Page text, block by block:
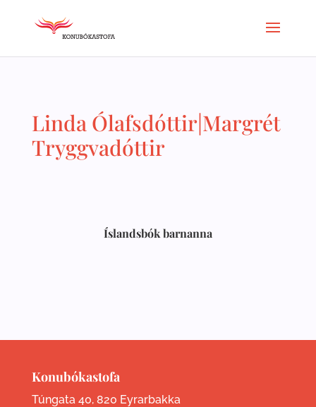
Linda Ólafsdóttir|Margrét
Tryggvadóttir
Íslandsbók barnanna
Konubókastofa
Túngata 40, 820 Eyrarbakka